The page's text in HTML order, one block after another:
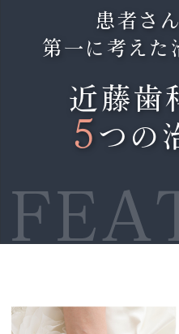
早めのご連絡いただけ
可能です。
2026.04.02
4/11(土)は13:30まで
4/25(土)は16:30までの
2026.01.30
1月、2月の土曜日診療
不規則にはなりますが
願いします。
患者さ
第一に考えた
近藤歯
5 つの